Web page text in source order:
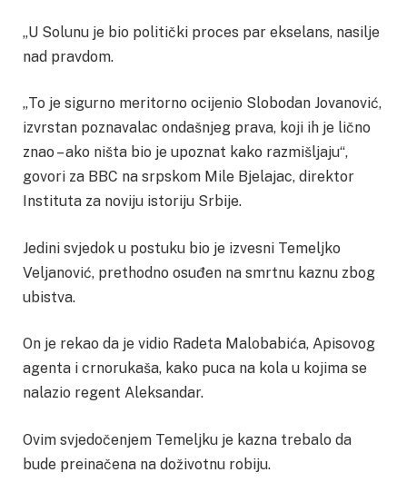
„U Solunu je bio politički proces par ekselans, nasilje
nad pravdom.
„To je sigurno meritorno ocijenio Slobodan Jovanović,
izvrstan poznavalac ondašnjeg prava, koji ih je lično
znao – ako ništa bio je upoznat kako razmišljaju“,
govori za BBC na srpskom Mile Bjelajac, direktor
Instituta za noviju istoriju Srbije.
Jedini svjedok u postuku bio je izvesni Temeljko
Veljanović, prethodno osuđen na smrtnu kaznu zbog
ubistva.
On je rekao da je vidio Radeta Malobabića, Apisovog
agenta i crnorukaša, kako puca na kola u kojima se
nalazio regent Aleksandar.
Ovim svjedočenjem Temeljku je kazna trebalo da
bude preinačena na doživotnu robiju.